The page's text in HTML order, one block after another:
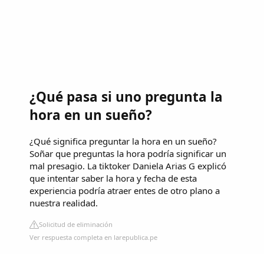
¿Qué pasa si uno pregunta la
hora en un sueño?
¿Qué significa preguntar la hora en un sueño?
Soñar que preguntas la hora podría significar un
mal presagio. La tiktoker Daniela Arias G explicó
que intentar saber la hora y fecha de esta
experiencia podría atraer entes de otro plano a
nuestra realidad.
Solicitud de eliminación
Ver respuesta completa en larepublica.pe